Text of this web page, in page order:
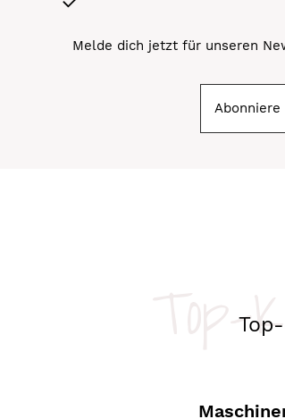
Melde dich jetzt für unseren